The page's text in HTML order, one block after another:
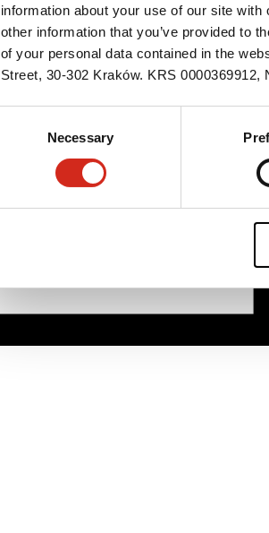
information about your use of our site
other information that you’ve provided to
of your personal data contained in the
Street, 30-302 Kraków. KRS 0000369912,
Necessary